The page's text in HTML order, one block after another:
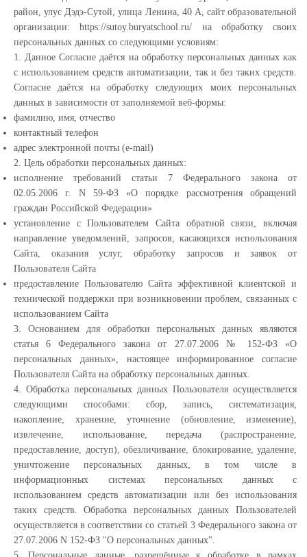
район, улус Дэдэ-Сутой, улица Ленина, 40 А, сайт образовательной
организации: https://sutoy.buryatschool.ru/ на обработку своих
персональных данных со следующими условиям:
1. Данное Согласие даётся на обработку персональных данных как
с использованием средств автоматизации, так и без таких средств.
Согласие даётся на обработку следующих моих персональных
данных в зависимости от заполняемой веб-формы:
фамилию, имя, отчество
контактный телефон
адрес электронной почты (e-mail)
2. Цель обработки персональных данных:
исполнение требований статьи 7 Федерального закона от
02.05.2006 г. N 59-ФЗ «О порядке рассмотрения обращений
граждан Российской Федерации»
установление с Пользователем Сайта обратной связи, включая
направление уведомлений, запросов, касающихся использования
Сайта, оказания услуг, обработку запросов и заявок от
Пользователя Сайта
предоставление Пользователю Сайта эффективной клиентской и
технической поддержки при возникновении проблем, связанных с
использованием Сайта
3. Основанием для обработки персональных данных являются
статья 6 Федерального закона от 27.07.2006 № 152-ФЗ «О
персональных данных», настоящее информированное согласие
Пользователя Сайта на обработку персональных данных.
4. Обработка персональных данных Пользователя осуществляется
следующими способами: сбор, запись, систематизация,
накопление, хранение, уточнение (обновление, изменение),
извлечение, использование, передача (распространение,
предоставление, доступ), обезличивание, блокирование, удаление,
уничтожение персональных данных, в том числе в
информационных системах персональных данных с
использованием средств автоматизации или без использования
таких средств. Обработка персональных данных Пользователей
осуществляется в соответствии со статьей 3 Федерального закона от
27.07.2006 N 152-ФЗ "О персональных данных".